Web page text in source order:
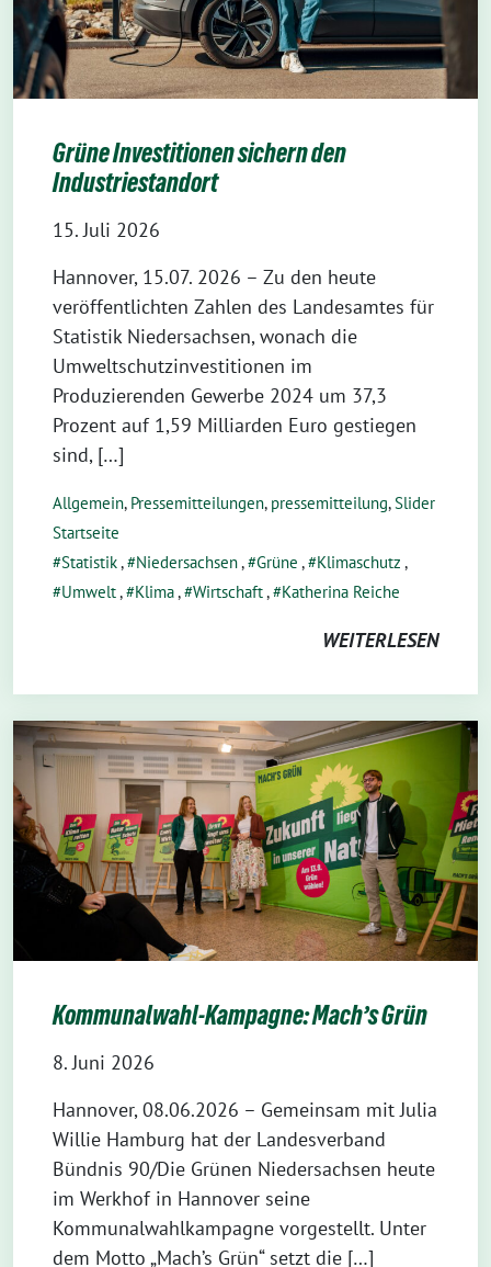
Grüne Investitionen sichern den
Industriestandort
15. Juli 2026
Hannover, 15.07. 2026 – Zu den heute
veröffentlichten Zahlen des Landesamtes für
Statistik Niedersachsen, wonach die
Umweltschutzinvestitionen im
Produzierenden Gewerbe 2024 um 37,3
Prozent auf 1,59 Milliarden Euro gestiegen
sind, […]
Allgemein, Pressemitteilungen, pressemitteilung,Slider
Startseite
Statistik, Niedersachsen, Grüne , Klimaschutz ,
Umwelt, Klima, Wirtschaft, Katherina Reiche
WEITERLESEN
Kommunalwahl-Kampagne: Mach’s Grün
8. Juni 2026
Hannover, 08.06.2026 – Gemeinsam mit Julia
Willie Hamburg hat der Landesverband
Bündnis 90/Die Grünen Niedersachsen heute
im Werkhof in Hannover seine
Kommunalwahlkampagne vorgestellt. Unter
dem Motto „Mach’s Grün“ setzt die […]